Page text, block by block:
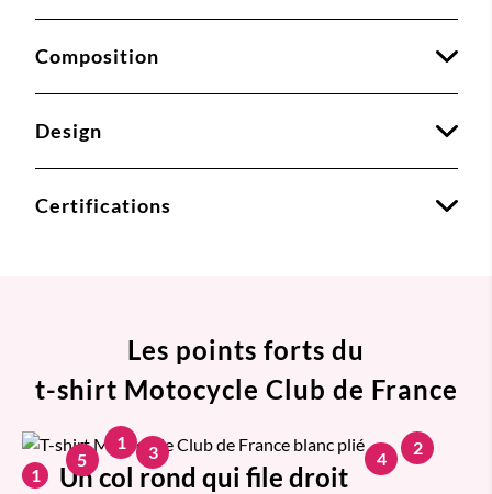
Composition
Design
Certifications
Les points forts du
t-shirt Motocycle Club de France
1 Un col rond qui file droit
1 2
3 4
5